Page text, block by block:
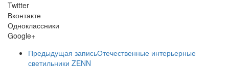
Twitter
Вконтакте
Одноклассники
Google+
Предыдущая записьОтечественные интерьерные
светильники ZENN